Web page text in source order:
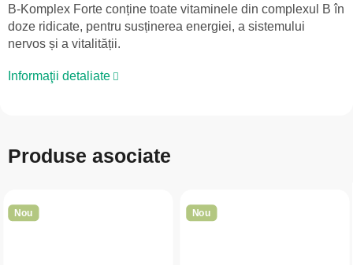
B-Komplex Forte conține toate vitaminele din complexul B în
doze ridicate, pentru susținerea energiei, a sistemului
nervos și a vitalității.
Informaţii detaliate
Produse asociate
Nou Nou